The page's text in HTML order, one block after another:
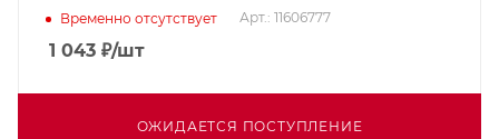
Временно отсутствует Арт.: 11606777
1 043 ₽/шт
ОЖИДАЕТСЯ ПОСТУПЛЕНИЕ